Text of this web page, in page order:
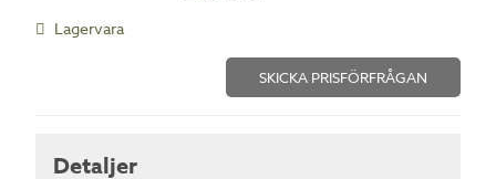
Lagervara
SKICKA PRISFÖRFRÅGAN
Detaljer